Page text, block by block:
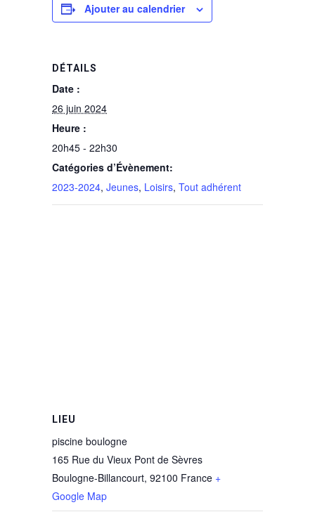
Ajouter au calendrier
DÉTAILS
Date :
26 juin 2024
Heure :
20h45 - 22h30
Catégories d’Évènement:
2023-2024, Jeunes, Loisirs, Tout adhérent
LIEU
piscine boulogne
165 Rue du Vieux Pont de Sèvres
Boulogne-Billancourt, 92100 France +
Google Map